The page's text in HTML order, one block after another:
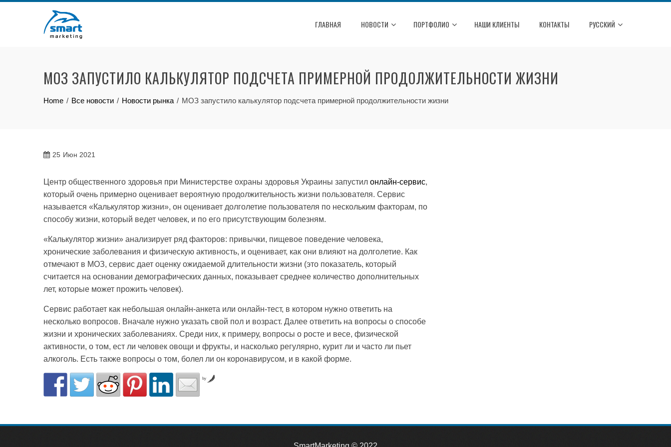
ГЛАВНАЯ НОВОСТИ ПОРТФОЛИО НАШИ КЛИЕНТЫ КОНТАКТЫ РУССКИЙ
МОЗ ЗАПУСТИЛО КАЛЬКУЛЯТОР ПОДСЧЕТА ПРИМЕРНОЙ ПРОДОЛЖИТЕЛЬНОСТИ ЖИЗНИ
Home Все новости Новости рынка МОЗ запустило калькулятор подсчета примерной продолжительности жизни
25 Июн 2021
Центр общественного здоровья при Министерстве охраны здоровья Украины запустил онлайн-сервис,
который очень примерно оценивает вероятную продолжительность жизни пользователя. Сервис
называется «Калькулятор жизни», он оценивает долголетие пользователя по нескольким факторам, по
способу жизни, который ведет человек, и по его присутствующим болезням.
«Калькулятор жизни» анализирует ряд факторов: привычки, пищевое поведение человека,
хронические заболевания и физическую активность, и оценивает, как они влияют на долголетие. Как
отмечают в МОЗ, сервис дает оценку ожидаемой длительности жизни (это показатель, который
считается на основании демографических данных, показывает среднее количество дополнительных
лет, которые может прожить человек).
Сервис работает как небольшая онлайн-анкета или онлайн-тест, в котором нужно ответить на
несколько вопросов. Вначале нужно указать свой пол и возраст. Далее ответить на вопросы о способе
жизни и хронических заболеваниях. Среди них, к примеру, вопросы о росте и весе, физической
активности, о том, ест ли человек овощи и фрукты, и насколько регулярно, курит ли и часто ли пьет
алкоголь. Есть также вопросы о том, болел ли он коронавирусом, и в какой форме.
by